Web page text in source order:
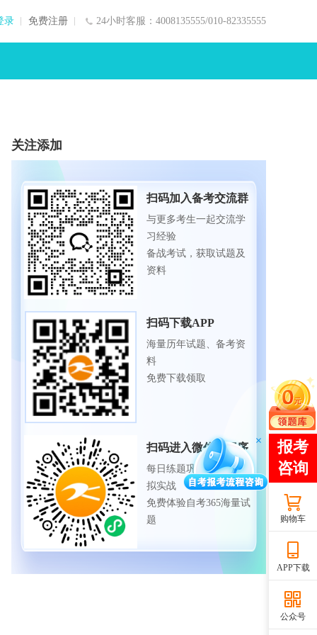
24小时客服：4008135555/010-82335555
录 免费注册
关注添加
扫码加入备考交流群
与更多考生一起交流学
习经验
备战考试，获取试题及
资料
扫码下载APP
海量历年试题、备考资
料
免费下载领取
扫码进入微信小程序
每日练题巩固、考前模
拟实战
免费体验自考365海量试
题
购物车
APP下载
公众号